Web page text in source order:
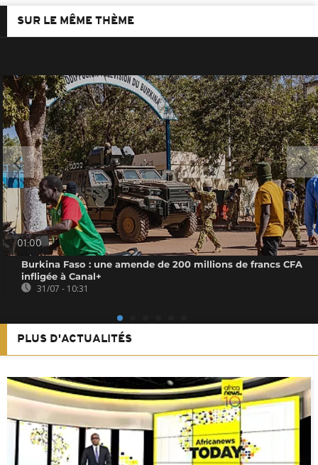
SUR LE MÊME THÈME
01:00
Burkina Faso : une amende de 200 millions de francs CFA
infligée à Canal+
31/07 - 10:31
PLUS D'ACTUALITÉS